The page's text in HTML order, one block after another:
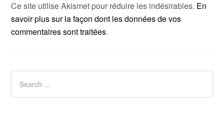
Ce site utilise Akismet pour réduire les indésirables. En
savoir plus sur la façon dont les données de vos
commentaires sont traitées.